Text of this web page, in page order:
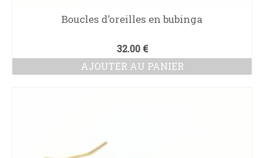
Boucles d’oreilles en bubinga
32.00 €
AJOUTER AU PANIER